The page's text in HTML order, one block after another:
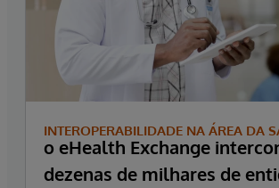
INTEROPERABILIDADE NA ÁREA DA
o eHealth Exchange
dezenas de milhares de